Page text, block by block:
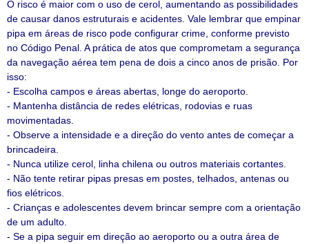
O risco é maior com o uso de cerol, aumentando as possibilidades
de causar danos estruturais e acidentes. Vale lembrar que empinar
pipa em áreas de risco pode configurar crime, conforme previsto
no Código Penal. A prática de atos que comprometam a segurança
da navegação aérea tem pena de dois a cinco anos de prisão. Por
isso:
- Escolha campos e áreas abertas, longe do aeroporto.
- Mantenha distância de redes elétricas, rodovias e ruas
movimentadas.
- Observe a intensidade e a direção do vento antes de começar a
brincadeira.
- Nunca utilize cerol, linha chilena ou outros materiais cortantes.
- Não tente retirar pipas presas em postes, telhados, antenas ou
fios elétricos.
- Crianças e adolescentes devem brincar sempre com a orientação
de um adulto.
- Se a pipa seguir em direção ao aeroporto ou a outra área de